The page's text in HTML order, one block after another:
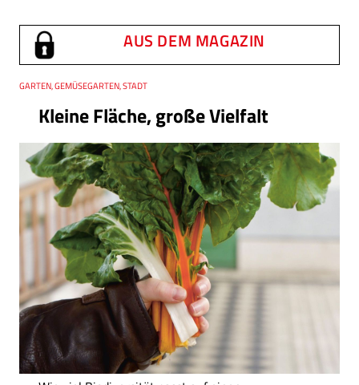
AUS DEM MAGAZIN
Kleine Fläche, große Vielfalt
Thema
GARTEN, GEMÜSEGARTEN, STADT